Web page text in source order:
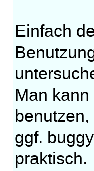
Einfach
Man
ggf.
praktisch.